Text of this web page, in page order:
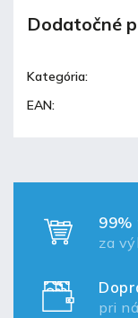
Dodatočné
Kategória:
EAN:
99%
za
pri